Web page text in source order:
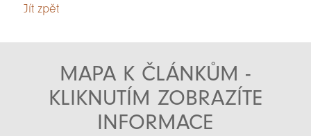
Jít zpět
MAPA K ČLÁNKŮM -
KLIKNUTÍM ZOBRAZÍTE
INFORMACE